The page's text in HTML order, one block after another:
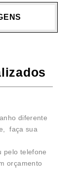
diferente
faça sua
pelo telefone
orçamento